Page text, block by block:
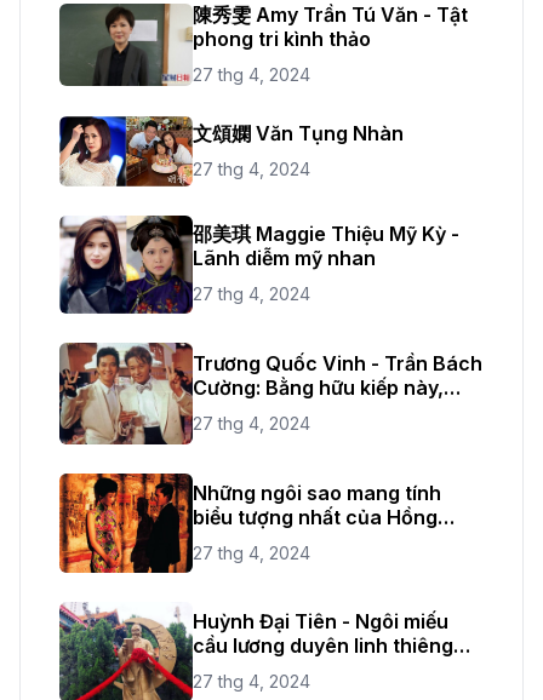
陳秀雯 Amy Trần Tú Văn - Tật
phong tri kình thảo
27 thg 4, 2024
文頌嫻 Văn Tụng Nhàn
27 thg 4, 2024
邵美琪 Maggie Thiệu Mỹ Kỳ -
Lãnh diễm mỹ nhan
27 thg 4, 2024
Trương Quốc Vinh - Trần Bách
Cường: Bằng hữu kiếp này,
kiếp sau tiếp tục
27 thg 4, 2024
Những ngôi sao mang tính
biểu tượng nhất của Hồng
Kông
27 thg 4, 2024
Huỳnh Đại Tiên - Ngôi miếu
cầu lương duyên linh thiêng
nhất tại Hồng Kông
27 thg 4, 2024